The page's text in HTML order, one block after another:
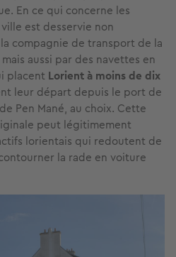
En ce qui concerne les
est desservie non
compagnie de transport de la
aussi par des navettes en
placent Lorient à moins de dix
leur départ depuis le port de
Pen Mané, au choix. Cette
peut légitimement
lorientais qui redoutent de
la rade en voiture